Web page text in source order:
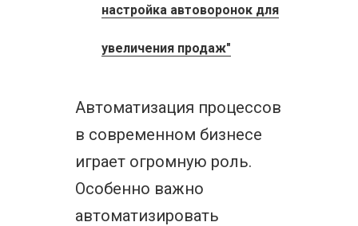
настройка автоворонок для
увеличения продаж"
Автоматизация процессов
в современном бизнесе
играет огромную роль.
Особенно важно
автоматизировать